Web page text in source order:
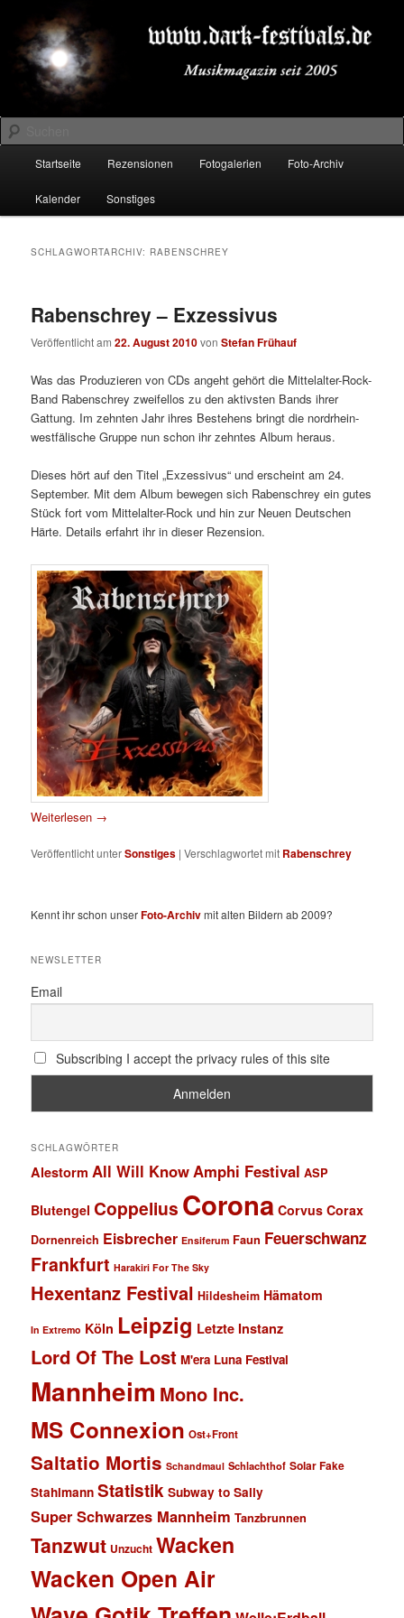
primären
Inhalt
springen
sekundären
Inhalt
springenDARK-FESTIVALS.DE
Suchen
Startseite Rezensionen Fotogalerien Foto-Archiv
Kalender Sonstiges
SCHLAGWORTARCHIV: RABENSCHREY
Rabenschrey – Exzessivus
Veröffentlicht am22. August 2010vonStefan Frühauf
Was das Produzieren von CDs angeht gehört die Mittelalter-Rock-
Band Rabenschrey zweifellos zu den aktivsten Bands ihrer
Gattung. Im zehnten Jahr ihres Bestehens bringt die nordrhein-
westfälische Gruppe nun schon ihr zehntes Album heraus.
Dieses hört auf den Titel „Exzessivus“ und erscheint am 24.
September. Mit dem Album bewegen sich Rabenschrey ein gutes
Stück fort vom Mittelalter-Rock und hin zur Neuen Deutschen
Härte. Details erfahrt ihr in dieser Rezension.
Weiterlesen →
Veröffentlicht unterSonstiges |Verschlagwortet mit Rabenschrey
Kennt ihr schon unserFoto-Archivmit alten Bildern ab 2009?
NEWSLETTER
Email
Subscribing I accept the privacy rules of this site
SCHLAGWÖRTER
Alestorm All Will KnowAmphi Festival ASP
Blutengel Coppelius Corona Corvus Corax
Dornenreich Eisbrecher Ensiferum Faun Feuerschwanz
Frankfurt Harakiri For The Sky
Hexentanz Festival Hildesheim Hämatom
In Extremo Köln Leipzig Letzte Instanz
Lord Of The Lost M'era Luna Festival
Mannheim Mono Inc.
MS Connexion Ost+Front
Saltatio Mortis Schandmaul Schlachthof Solar Fake
Stahlmann Statistik Subway to Sally
Super Schwarzes Mannheim Tanzbrunnen
Tanzwut Unzucht Wacken
Wacken Open Air